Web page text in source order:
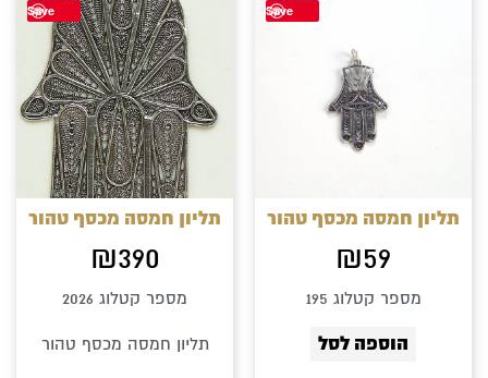
Save
תליון חמסה מכסף טהור
₪59
מספר קטלוג 195
הוספה לסל
Save
תליון חמסה מכסף טהור
₪390
מספר קטלוג 2026
תליון חמסה מכסף טהור